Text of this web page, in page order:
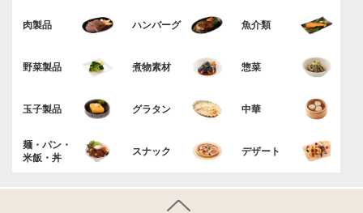
肉製品 ハンバーグ 魚介類
野菜製品 煮物素材 惣菜
玉子製品 グラタン 中華
麺・パン・
米飯・丼
スナック デザート